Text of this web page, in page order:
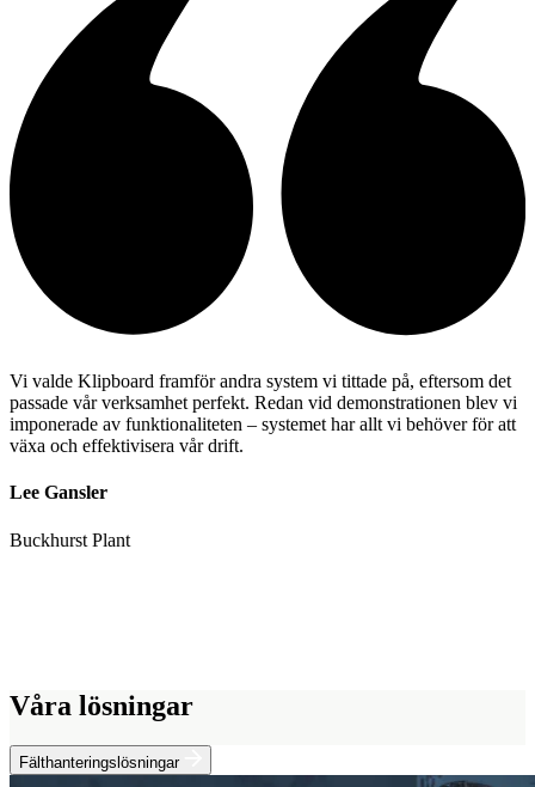
Vi valde Klipboard framför andra system vi tittade på, eftersom det
passade vår verksamhet perfekt. Redan vid demonstrationen blev vi
imponerade av funktionaliteten – systemet har allt vi behöver för att
växa och effektivisera vår drift.
Lee Gansler
Buckhurst Plant
Våra lösningar
Fälthanteringslösningar